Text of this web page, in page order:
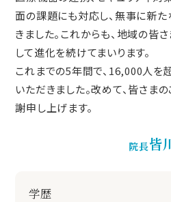
面の課題にも対応し、無事に新た
きました。これからも、地域の皆
して進化を続けてまいります。
これまでの5年間で、16,000人を
いただきました。改めて、皆さま
謝申し上げます。
院長皆
学歴